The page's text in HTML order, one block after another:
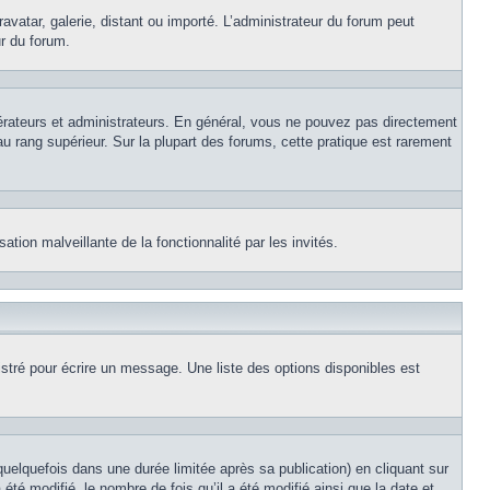
galerie, distant ou importé. L’administrateur du forum peut
du forum.
et administrateurs. En général, vous ne pouvez pas directement
rang supérieur. Sur la plupart des forums, cette pratique est rarement
malveillante de la fonctionnalité par les invités.
pour écrire un message. Une liste des options disponibles est
dans une durée limitée après sa publication) en cliquant sur